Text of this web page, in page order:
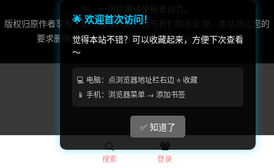
卡通风格(154)
第三人称(148)
枪战射击(128)
彩色(119) 格斗对打(117)
制作(115)
时空旅行(114)
悬疑(113)
第一人称视角(106)
拟真(106)
模拟(104)
像素图形(104) 困难(104)
指向点击(104)
角色自定义(101) 像素(100)
版权归原作者享有，如有版权问题，请与我们联系处理，本站将应您的
要求删除。敬请谅解！电邮：acefun888@gmail.com
搜索 登录
🌟 欢迎首次访问！
觉得本站不错？可以收藏起来，方便下次查看
～
💻 电脑：点浏览器地址栏右边 ⭐ 收藏
📱 手机：浏览器菜单 → 添加书签
✅ 知道了